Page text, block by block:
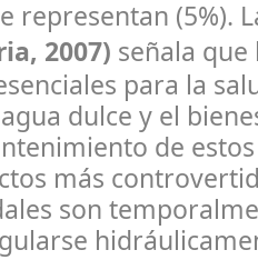
representan (5%).
2007) señala que
para la
dulce y el
de
más
son